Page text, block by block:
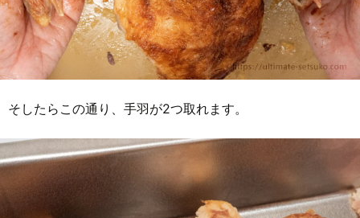
そしたらこの通り、手羽が2つ取れます。